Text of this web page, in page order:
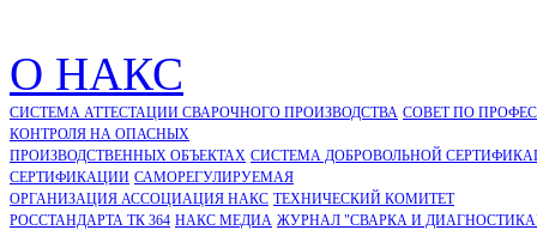
О НАКС
СИСТЕМА АТТЕСТАЦИИ СВАРОЧНОГО ПРОИЗВОДСТВА СОВЕТ ПО
КОНТРОЛЯ НА ОПАСНЫХ
ПРОИЗВОДСТВЕННЫХ ОБЪЕКТАХ СИСТЕМА ДОБРОВОЛЬНОЙ
CЕРТИФИКАЦИИ САМОРЕГУЛИРУЕМАЯ
ОРГАНИЗАЦИЯ АССОЦИАЦИЯ НАКС ТЕХНИЧЕСКИЙ КОМИТЕТ
РОССТАНДАРТА ТК 364 НАКС МЕДИА ЖУРНАЛ "СВАРКА И